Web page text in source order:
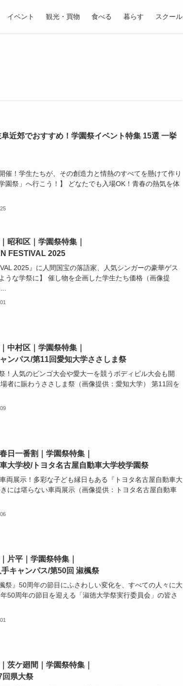
イベント 観光・買物 食べる 暮らす スクール
阜近郊でおすすめ！学園祭イベント特集 15選 一挙
催！学生たちが、その創造力と情熱のすべてを懸けて作り
園祭」へ行こう！】 どなたでも入場OK！青春の熱気を体
昭和区｜学園祭特集｜
FESTIVAL 2025
2025』に人間国宝の落語家、人気シンガーの豪華ゲス
うな学祭に】 催し物を企画した学生たち価格（画像提
中村区｜学園祭特集｜
ンパス/第11回愛知大学ささしま祭
！人気のビンゴ大会や愛大一を競うボディビル大会も開
者に賑わうささしま祭（画像提供：愛知大学） 第11回を
日一番割｜学園祭特集｜
大学校/トヨタ名古屋自動車大学校学園祭
両展示！多彩な子ども縁日もある『トヨタ名古屋自動車大
には堪らない車両展示（画像提供：トヨタ名古屋自動車
片平｜学園祭特集｜
キャンパス/第50回 淑楓祭
祭』50周年の節目にふさわしい変化を、すべての人々に大
50周年の節目を迎える「淑徳大学祭実行委員会」の皆さ
茨ケ廻間｜学園祭特集｜
回県大祭